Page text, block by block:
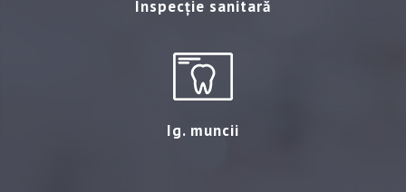
Inspecție sanitară
Ig. muncii